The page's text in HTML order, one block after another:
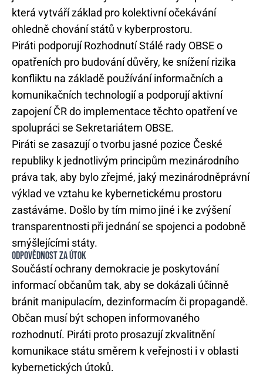
která vytváří základ pro kolektivní očekávání
ohledně chování států v kyberprostoru.
Piráti podporují Rozhodnutí Stálé rady OBSE o
opatřeních pro budování důvěry, ke snížení rizika
konfliktu na základě používání informačních a
komunikačních technologií a podporují aktivní
zapojení ČR do implementace těchto opatření ve
spolupráci se Sekretariátem OBSE.
Piráti se zasazují o tvorbu jasné pozice České
republiky k jednotlivým principům mezinárodního
práva tak, aby bylo zřejmé, jaký mezinárodněprávní
výklad ve vztahu ke kybernetickému prostoru
zastáváme. Došlo by tím mimo jiné i ke zvýšení
transparentnosti při jednání se spojenci a podobně
smýšlejícími státy.
ODPOVĚDNOST ZA ÚTOK
Součástí ochrany demokracie je poskytování
informací občanům tak, aby se dokázali účinně
bránit manipulacím, dezinformacím či propagandě.
Občan musí být schopen informovaného
rozhodnutí. Piráti proto prosazují zkvalitnění
komunikace státu směrem k veřejnosti i v oblasti
kybernetických útoků.